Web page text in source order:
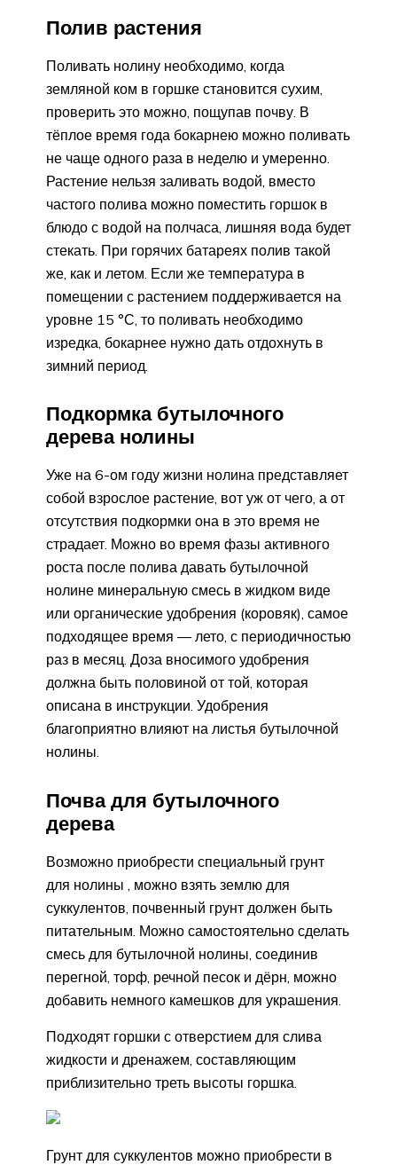
Полив растения
Поливать нолину необходимо, когда
земляной ком в горшке становится сухим,
проверить это можно, пощупав почву. В
тёплое время года бокарнею можно поливать
не чаще одного раза в неделю и умеренно.
Растение нельзя заливать водой, вместо
частого полива можно поместить горшок в
блюдо с водой на полчаса, лишняя вода будет
стекать. При горячих батареях полив такой
же, как и летом. Если же температура в
помещении с растением поддерживается на
уровне 15 °С, то поливать необходимо
изредка, бокарнее нужно дать отдохнуть в
зимний период.
Подкормка бутылочного
дерева нолины
Уже на 6-ом году жизни нолина представляет
собой взрослое растение, вот уж от чего, а от
отсутствия подкормки она в это время не
страдает. Можно во время фазы активного
роста после полива давать бутылочной
нолине минеральную смесь в жидком виде
или органические удобрения (коровяк), самое
подходящее время — лето, с периодичностью
раз в месяц. Доза вносимого удобрения
должна быть половиной от той, которая
описана в инструкции. Удобрения
благоприятно влияют на листья бутылочной
нолины.
Почва для бутылочного
дерева
Возможно приобрести специальный грунт
для нолины , можно взять землю для
суккулентов, почвенный грунт должен быть
питательным. Можно самостоятельно сделать
смесь для бутылочной нолины, соединив
перегной, торф, речной песок и дёрн, можно
добавить немного камешков для украшения.
Подходят горшки с отверстием для слива
жидкости и дренажем, составляющим
приблизительно треть высоты горшка.
Грунт для суккулентов можно приобрести в